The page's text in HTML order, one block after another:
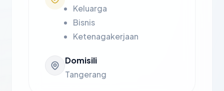
Keluarga
Bisnis
Ketenagakerjaan
Domisili
Tangerang